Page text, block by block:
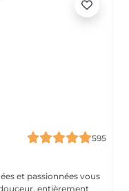
595
et passionnées vous
entièrement